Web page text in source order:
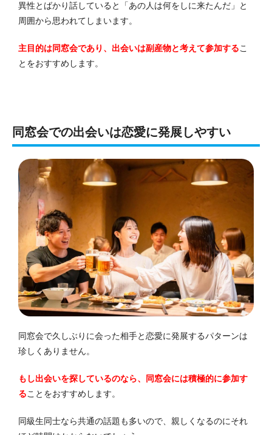
異性とばかり話していると「あの人は何をしに来たんだ」と
周囲から思われてしまいます。
主目的は同窓会であり、出会いは副産物と考えて参加するこ
とをおすすめします。
同窓会での出会いは恋愛に発展しやすい
同窓会で久しぶりに会った相手と恋愛に発展するパターンは
珍しくありません。
もし出会いを探しているのなら、同窓会には積極的に参加す
ることをおすすめします。
同級生同士なら共通の話題も多いので、親しくなるのにそれ